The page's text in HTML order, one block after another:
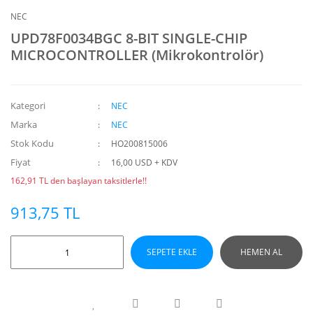
NEC
UPD78F0034BGC 8-BIT SINGLE-CHIP
MICROCONTROLLER (Mikrokontrolör)
Kategori NEC
Marka NEC
Stok Kodu HO200815006
Fiyat
16,00 USD + KDV
162,91 TL den başlayan taksitlerle!!
913,75 TL
SEPETE EKLE HEMEN AL